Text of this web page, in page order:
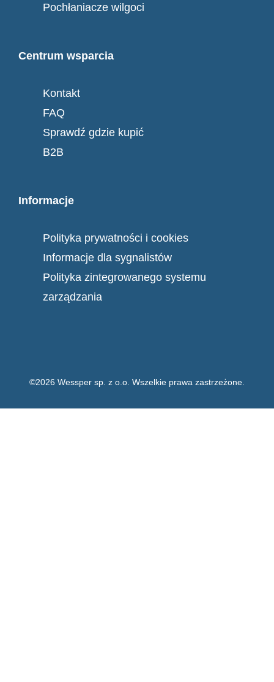
Pochłaniacze wilgoci
Centrum wsparcia
Kontakt
FAQ
Sprawdź gdzie kupić
B2B
Informacje
Polityka prywatności i cookies
Informacje dla sygnalistów
Polityka zintegrowanego systemu
zarządzania
©2026 Wessper sp. z o.o. Wszelkie prawa zastrzeżone.